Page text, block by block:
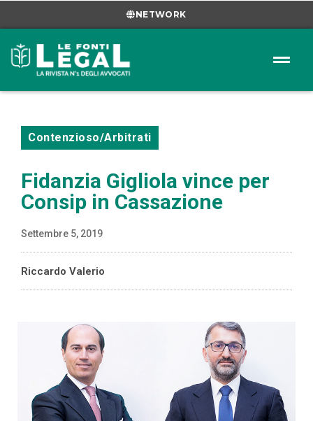
NETWORK
Contenzioso/Arbitrati
Fidanzia Gigliola vince per
Consip in Cassazione
Settembre 5, 2019
Riccardo Valerio